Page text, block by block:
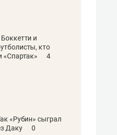
и
кто
«Спартак»
4
«Рубин» сыграл
Даку
0